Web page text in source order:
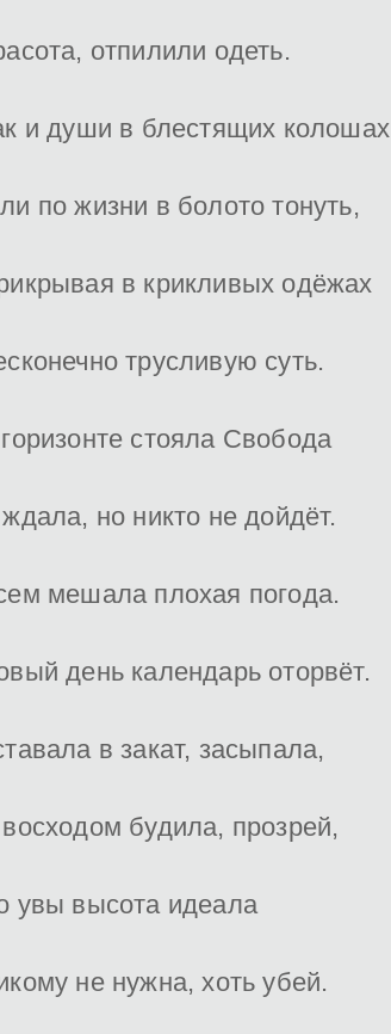
отпилили одеть.
и души в блестящих колошах
по жизни в болото тонуть,
в крикливых одёжах
трусливую суть.
стояла Свобода
но никто не дойдёт.
мешала плохая погода.
день календарь оторвёт.
в закат, засыпала,
будила, прозрей,
увы высота идеала
не нужна, хоть убей.